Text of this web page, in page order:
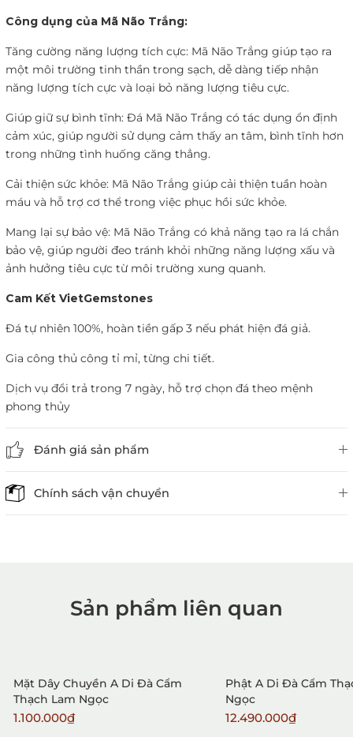
Công dụng của Mã Não Trắng:
Tăng cường năng lượng tích cực: Mã Não Trắng giúp tạo ra
một môi trường tinh thần trong sạch, dễ dàng tiếp nhận
năng lượng tích cực và loại bỏ năng lượng tiêu cực.
Giúp giữ sự bình tĩnh: Đá Mã Não Trắng có tác dụng ổn định
cảm xúc, giúp người sử dụng cảm thấy an tâm, bình tĩnh hơn
trong những tình huống căng thẳng.
Cải thiện sức khỏe: Mã Não Trắng giúp cải thiện tuần hoàn
máu và hỗ trợ cơ thể trong việc phục hồi sức khỏe.
Mang lại sự bảo vệ: Mã Não Trắng có khả năng tạo ra lá chắn
bảo vệ, giúp người đeo tránh khỏi những năng lượng xấu và
ảnh hưởng tiêu cực từ môi trường xung quanh.
Cam Kết VietGemstones
Đá tự nhiên 100%, hoàn tiền gấp 3 nếu phát hiện đá giả.
Gia công thủ công tỉ mỉ, từng chi tiết.
Dịch vụ đổi trả trong 7 ngày, hỗ trợ chọn đá theo mệnh
phong thủy
Đánh giá sản phẩm
Chính sách vận chuyển
1. Mua hàng trực tiếp tại VietGemstones
Sản phẩm liên quan
Mặt Dây Chuyền A Di Đà Cẩm
Thạch Lam Ngọc
1.100.000₫
Phật A Di Đà Cẩm
Ngọc
12.490.000₫